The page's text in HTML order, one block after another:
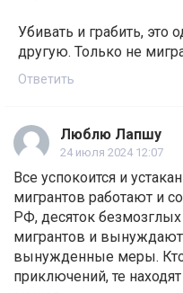
Убивать и грабить, это
другую. Только не
Ответить
Люблю Лапшу
24 июля 2024 12:07
Все успокоится и
мигрантов работают и
РФ, десяток
мигрантов и вынуждают
вынужденные меры. Кто
приключений, те